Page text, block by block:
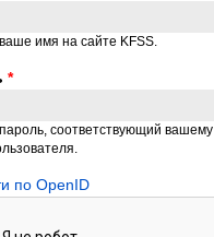
имя на сайте KFSS.
*
соответствующий вашему
по OpenID